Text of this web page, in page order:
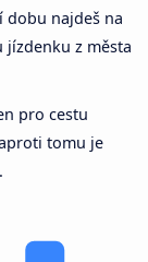
dobu najdeš na
z města
pro cestu
tomu je